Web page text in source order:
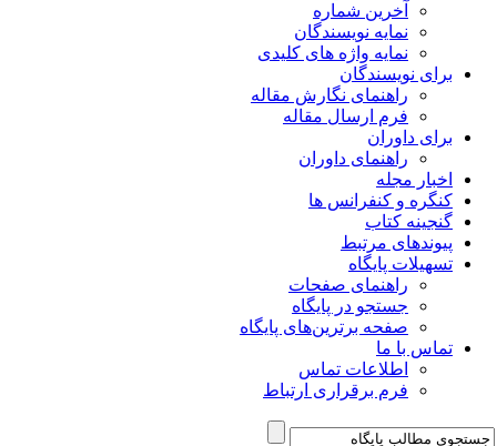
آخرین شماره
نمایه نویسندگان
نمایه واژه های کلیدی
برای نویسندگان
راهنمای نگارش مقاله
فرم ارسال مقاله
برای داوران
راهنمای داوران
اخبار مجله
کنگره و کنفرانس ها
گنجینه کتاب
پیوندهای مرتبط
تسهیلات پایگاه
راهنمای صفحات
جستجو در پایگاه
صفحه برترین‌های پایگاه
تماس با ما
اطلاعات تماس
فرم برقراری ارتباط